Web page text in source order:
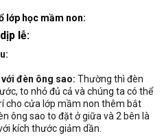
lớp học mầm non:
lễ:
đèn ông sao: Thường thì đèn
to nhỏ đủ cả và chúng ta có thể
cho cửa lớp mầm non thêm bắt
ông sao to đặt ở giữa và 2 bên là
kích thước giảm dần.